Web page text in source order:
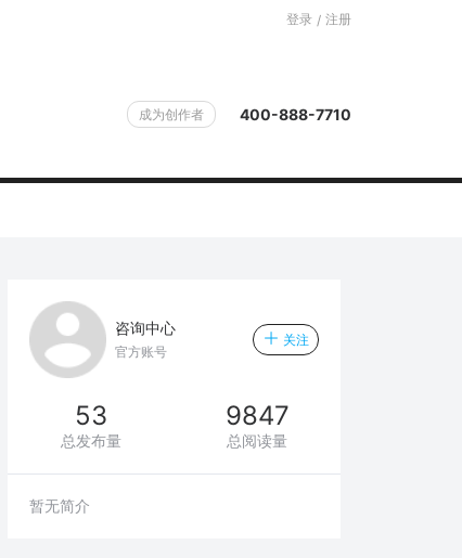
登录 / 注册
成为创作者 400-888-7710
咨询中心
官方账号
关注
53
总发布量
9847
总阅读量
暂无简介